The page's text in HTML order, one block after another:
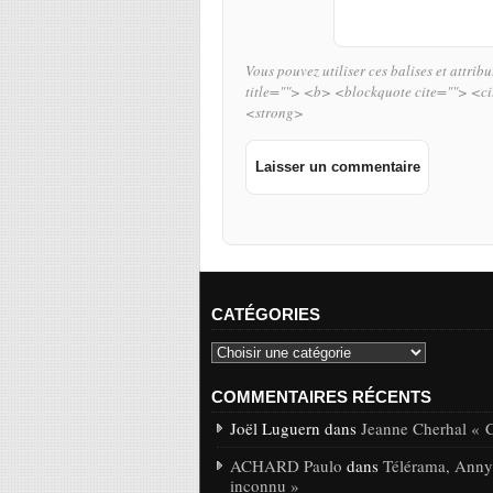
Vous pouvez utiliser ces balises et
title=""> <b> <blockquote cite="">
<strong>
CATÉGORIES
COMMENTAIRES RÉCENTS
Joël Luguern dans Jeanne Cherhal «
ACHARD Paulo dans Télérama,
inconnu »